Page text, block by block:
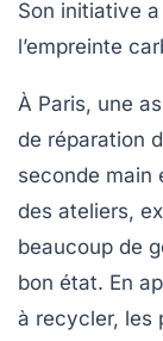
Son initiative
l’empreinte
À Paris, une
de réparation
seconde main
des ateliers,
beaucoup de
bon état. En
à recycler, les